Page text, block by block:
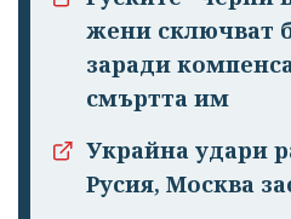
жени сключват
заради
смъртта им
Украйна удари
Русия, Москва